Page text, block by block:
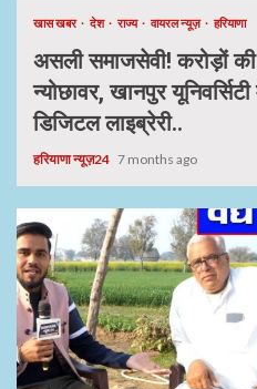
खास खबर देश राज्य वायरल न्यूज़ हरियाणा
असली समाजसेवी! करोड़ों की
न्योछावर, खानपुर
डिजिटल लाइब्रेरी..
हरियाणा न्यूज़24 7 months ago